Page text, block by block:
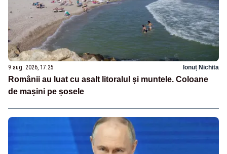
9 aug. 2026, 17:25 Ionuț Nichita
Românii au luat cu asalt litoralul și muntele. Coloane
de mașini pe șosele